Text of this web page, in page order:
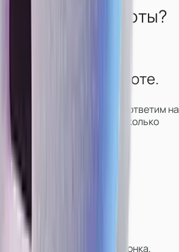
начало работы?
по работе.
Мы свяжемся с вами, ответим на
как выглядит работа и сколько
в разных вариантах
—
с куратором.
проходит в формате звонка,